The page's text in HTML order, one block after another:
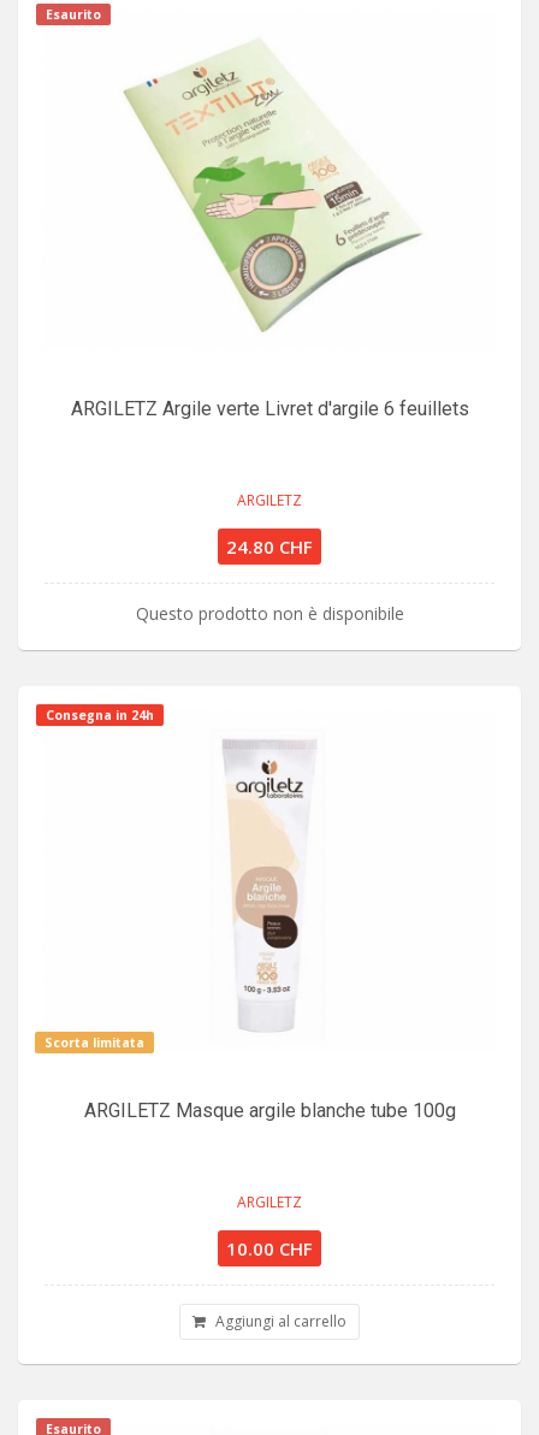
Esaurito
ARGILETZ Argile verte Livret d'argile 6 feuillets
ARGILETZ
24.80 CHF
Questo prodotto non è disponibile
Consegna in 24h
Scorta limitata
ARGILETZ Masque argile blanche tube 100g
ARGILETZ
10.00 CHF
Aggiungi al carrello
Esaurito